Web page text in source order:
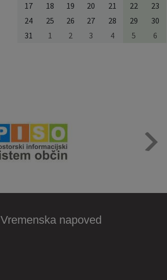
17
18 19 20 21 22
23
24
25 26 27 28 29
30
31
1 2 3 4 5 6
Vremenska napoved